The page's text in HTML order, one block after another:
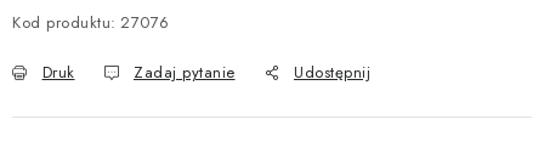
Kod produktu: 27076
Druk Zadaj pytanie Udostępnij